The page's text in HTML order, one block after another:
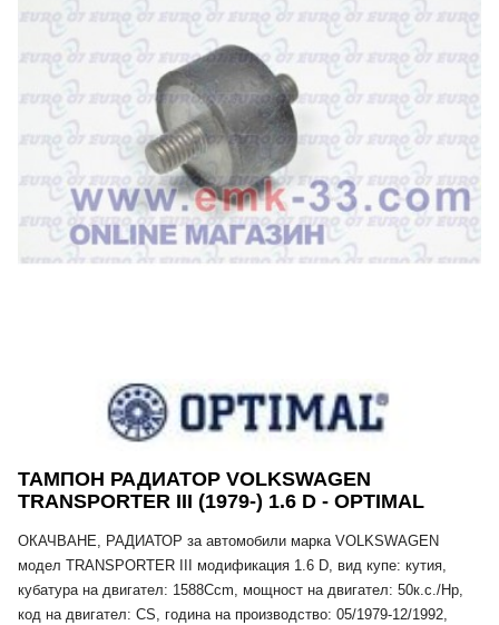
ТАМПОН РАДИАТОР VOLKSWAGEN
TRANSPORTER III (1979-) 1.6 D - OPTIMAL
ОКАЧВАНЕ, РАДИАТОР за автомобили марка VOLKSWAGEN
модел TRANSPORTER III модификация 1.6 D, вид купе: кутия,
кубатура на двигател: 1588Ccm, мощност на двигател: 50к.с./Hp,
код на двигател: CS, година на производство: 05/1979-12/1992,